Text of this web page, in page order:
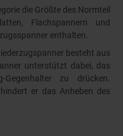
die Größte des Normteil
Flachspannern und
enthalten.
besteht aus
unterstützt dabei, das
zu drücken.
er das Anheben des